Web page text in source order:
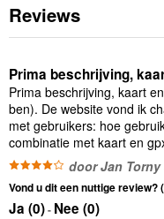
Reviews
Prima beschrijving,
Prima beschrijving, kaart
ben). De website vond ik
met gebruikers: hoe
combinatie met kaart en
door Jan Torny
Vond u dit een nuttige review? (
Ja (0)- Nee (0)